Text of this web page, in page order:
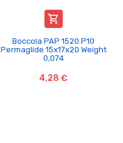

Boccola PAP 1520.P10
Permaglide 15x17x20 Weight
0,074
4,28 €